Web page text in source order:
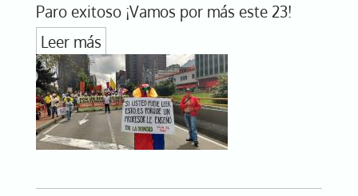
Paro exitoso ¡Vamos por más este 23!
Leer más